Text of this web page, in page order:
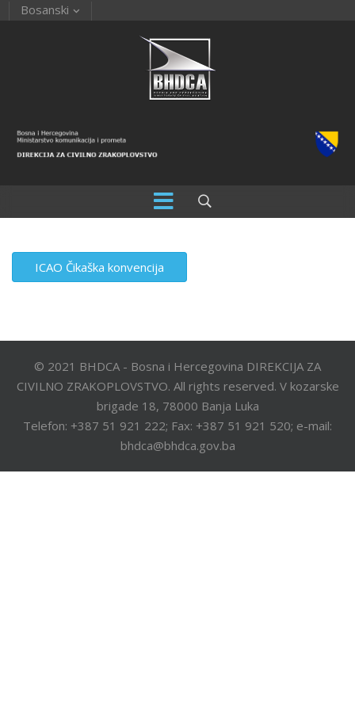
Bosanski
ICAO Čikaška konvencija
© 2021 BHDCA - Bosna i Hercegovina DIREKCIJA ZA
CIVILNO ZRAKOPLOVSTVO. All rights reserved. V kozarske
brigade 18, 78000 Banja Luka
Telefon: +387 51 921 222; Fax: +387 51 921 520; e-mail:
bhdca@bhdca.gov.ba